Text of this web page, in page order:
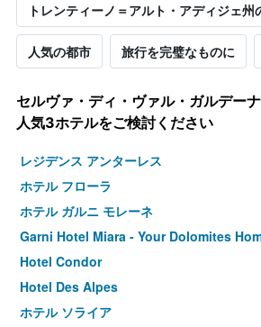
トレンティーノ＝アルト・アディジェ州
人気の都市 旅行を完璧なものに
セルヴァ・ディ・ヴァル・ガルデー
人気3ホテルをご検討ください
レジデンス アンターレス
ホテル フローラ
ホテル ガルニ モレーネ
Garni Hotel Miara - Your Dolomites
Hotel Condor
Hotel Des Alpes
ホテル ソライア